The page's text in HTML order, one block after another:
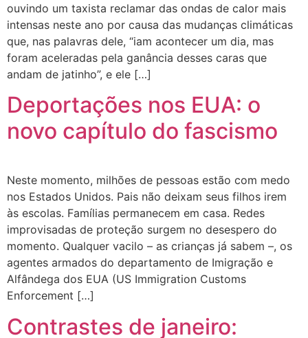
ouvindo um taxista reclamar das ondas de calor mais
intensas neste ano por causa das mudanças climáticas
que, nas palavras dele, “iam acontecer um dia, mas
foram aceleradas pela ganância desses caras que
andam de jatinho”, e ele […]
Deportações nos EUA: o
novo capítulo do fascismo
Neste momento, milhões de pessoas estão com medo
nos Estados Unidos. Pais não deixam seus filhos irem
às escolas. Famílias permanecem em casa. Redes
improvisadas de proteção surgem no desespero do
momento. Qualquer vacilo – as crianças já sabem –, os
agentes armados do departamento de Imigração e
Alfândega dos EUA (US Immigration Customs
Enforcement […]
Contrastes de janeiro: